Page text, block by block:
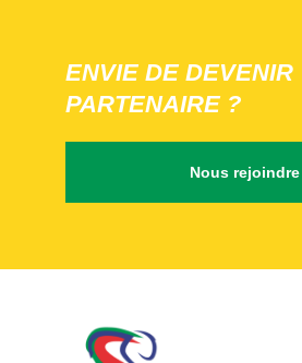
ENVIE DE DEVENIR
PARTENAIRE ?
Nous rejoindre